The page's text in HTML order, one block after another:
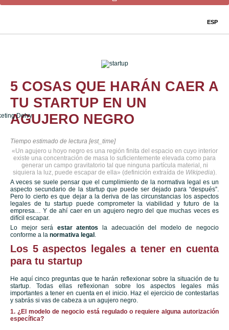
ESP
5 COSAS QUE HARÁN CAER A
TU STARTUP EN UN
AGUJERO NEGRO
Tiempo estimado de lectura [est_time]
«Un agujero u hoyo negro es una región finita del espacio en cuyo interior
existe una concentración de masa lo suficientemente elevada como para
generar un campo gravitatorio tal que ninguna partícula material, ni
siquiera la luz, puede escapar de ella» (definición extraída de Wikipedia).
A veces se suele pensar que el cumplimiento de la normativa legal es un
aspecto secundario de la startup que puede ser dejado para “después”.
Pero lo cierto es que dejar a la deriva de las circunstancias los aspectos
legales de tu startup puede comprometer la viabilidad y futuro de la
empresa… Y de ahí caer en un agujero negro del que muchas veces es
difícil escapar.
Lo mejor será estar atentos
la adecuación del modelo de negocio
conforme a la normativa legal .
Los 5 aspectos legales a tener en cuenta
para tu startup
He aquí cinco preguntas que te harán reflexionar sobre la situación de tu
startup. Todas ellas reflexionan sobre los aspectos legales más
importantes a tener en cuenta en el inicio. Haz el ejercicio de contestarlas
y sabrás si vas de cabeza a un agujero negro.
1. ¿El modelo de negocio está regulado o requiere alguna autorización
específica?